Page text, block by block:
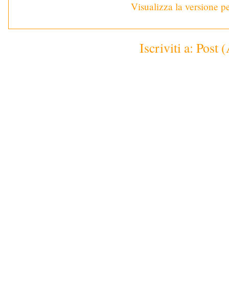
Visualizza la versione
Iscriviti a: Post